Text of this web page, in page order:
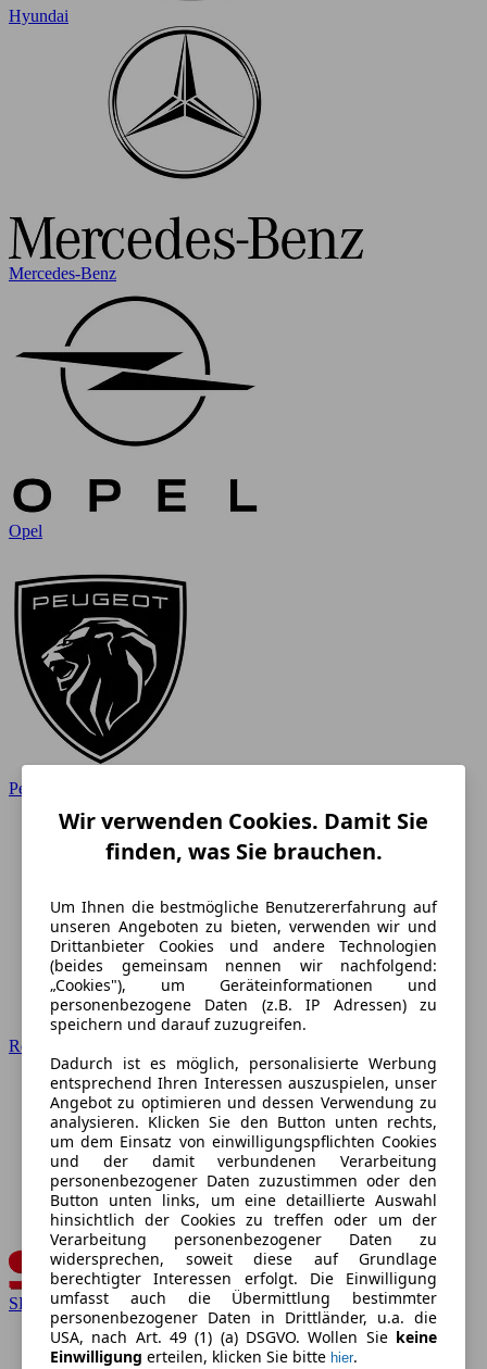
Hyundai
Mercedes-Benz
Opel
Peugeot
Renault
SEAT
Wir verwenden Cookies. Damit Sie
finden, was Sie brauchen.
Um Ihnen die bestmögliche Benutzererfahrung auf
unseren Angeboten zu bieten, verwenden wir und
Drittanbieter Cookies und andere Technologien
(beides gemeinsam nennen wir nachfolgend:
„Cookies"), um Geräteinformationen und
personenbezogene Daten (z.B. IP Adressen) zu
speichern und darauf zuzugreifen.
Dadurch ist es möglich, personalisierte Werbung
entsprechend Ihren Interessen auszuspielen, unser
Angebot zu optimieren und dessen Verwendung zu
analysieren. Klicken Sie den Button unten rechts,
um dem Einsatz von einwilligungspflichten Cookies
und der damit verbundenen Verarbeitung
personenbezogener Daten zuzustimmen oder den
Button unten links, um eine detaillierte Auswahl
hinsichtlich der Cookies zu treffen oder um der
Verarbeitung personenbezogener Daten zu
widersprechen, soweit diese auf Grundlage
berechtigter Interessen erfolgt. Die Einwilligung
umfasst auch die Übermittlung bestimmter
personenbezogener Daten in Drittländer, u.a. die
USA, nach Art. 49 (1) (a) DSGVO. Wollen Sie keine
Einwilligung erteilen, klicken Sie bitte hier.